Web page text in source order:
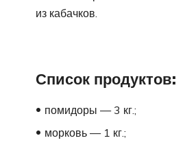
из кабачков.
Список продуктов:
помидоры — 3 кг.;
морковь — 1 кг.;